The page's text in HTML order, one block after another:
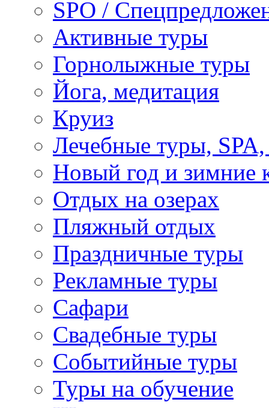
SPO /
Активные туры
Горнолыжные туры
Йога, медитация
Круиз
Лечебные туры, SPA,
Новый год и зимние
Отдых на озерах
Пляжный отдых
Праздничные туры
Рекламные туры
Сафари
Свадебные туры
Событийные туры
Туры на обучение